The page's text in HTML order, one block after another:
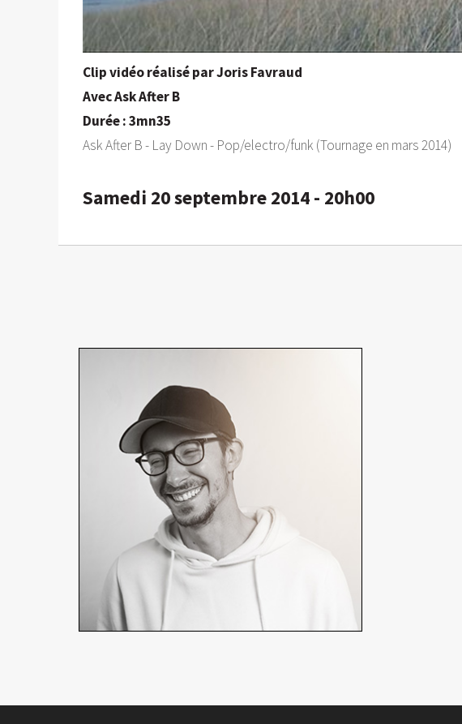
Clip vidéo réalisé par Joris Favraud
Avec Ask After B
Durée : 3mn35
Ask After B - Lay Down - Pop/electro/funk (Tournage en mars 2014)
Samedi 20 septembre 2014 - 20h00
Réalisateur, chef opérateur
En détails